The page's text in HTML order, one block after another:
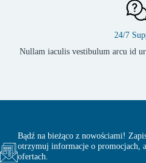
24/7
Nullam iaculis vestibulum arcu id
Bądź na bieżąco z nowościami!
otrzymuj informacje o promocjach,
ofertach.